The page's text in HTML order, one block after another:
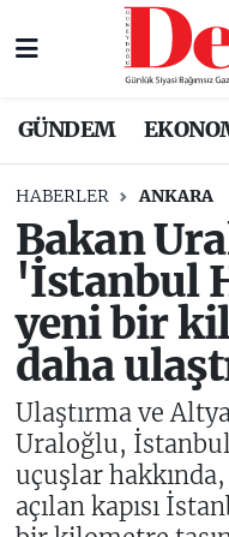
GÜNDEM
HABERLER ANKARA
Bakan
'İstanbul
yeni bir
daha
Ulaştırma ve
Uraloğlu,
uçuşlar
açılan kapısı
Nöbetçi
Trafik Durumu
Süper Lig
Tüm Manşetler
Son Dakika
Haber Arşivi